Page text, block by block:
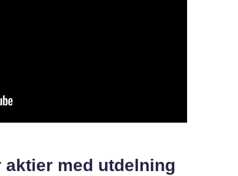
med utdelning